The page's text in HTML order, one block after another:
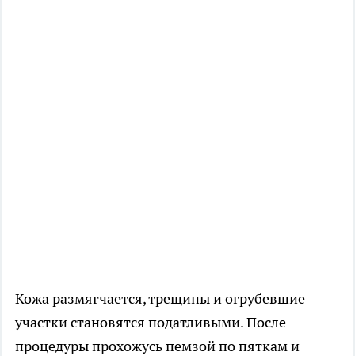
Кожа размягчается, трещины и огрубевшие
участки становятся податливыми. После
процедуры прохожусь пемзой по пяткам и